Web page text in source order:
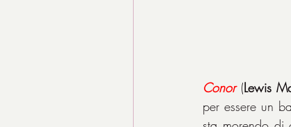
Conor (Lewis
per essere un